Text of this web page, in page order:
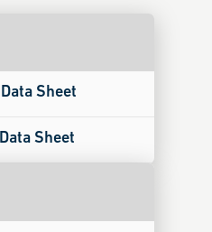
Sheet
Sheet